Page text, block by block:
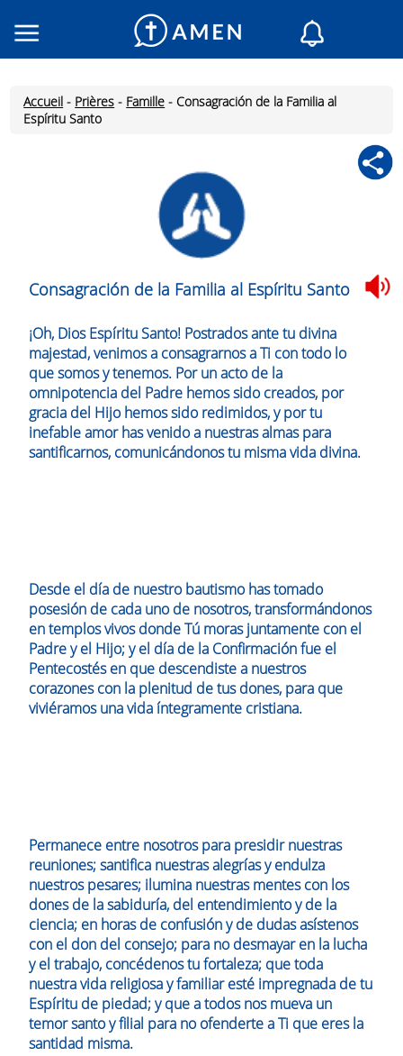
Consacré
Lecture du jour
Inscription
Accueil - Prières - Famille - Consagración de la Familia al
Espíritu Santo
Consagración de la Familia al Espíritu Santo
¡Oh, Dios Espíritu Santo! Postrados ante tu divina
majestad, venimos a consagrarnos a Ti con todo lo
que somos y tenemos. Por un acto de la
omnipotencia del Padre hemos sido creados, por
gracia del Hijo hemos sido redimidos, y por tu
inefable amor has venido a nuestras almas para
santificarnos, comunicándonos tu misma vida divina.
Desde el día de nuestro bautismo has tomado
posesión de cada uno de nosotros, transformándonos
en templos vivos donde Tú moras juntamente con el
Padre y el Hijo; y el día de la Confirmación fue el
Pentecostés en que descendiste a nuestros
corazones con la plenitud de tus dones, para que
viviéramos una vida íntegramente cristiana.
Permanece entre nosotros para presidir nuestras
reuniones; santifica nuestras alegrías y endulza
nuestros pesares; ilumina nuestras mentes con los
dones de la sabiduría, del entendimiento y de la
ciencia; en horas de confusión y de dudas asístenos
con el don del consejo; para no desmayar en la lucha
y el trabajo, concédenos tu fortaleza; que toda
nuestra vida religiosa y familiar esté impregnada de tu
Espíritu de piedad; y que a todos nos mueva un
temor santo y filial para no ofenderte a Ti que eres la
santidad misma.